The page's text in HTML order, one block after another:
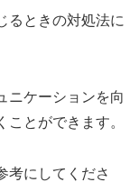
るときの対処法に
ニケーションを向
ことができます。
考にしてくださ